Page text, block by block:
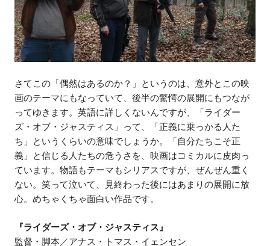
さてこの「偶然はあるのか？」というのは、意外とこの映
画のテーマにもなっていて、後半の驚愕の展開にもつなが
ってゆきます。英語に詳しくないんですが、「ライダー
ズ・オブ・ジャスティス」って、「正義に乗っかる人た
ち」というくらいの意味でしょうか。「自分たちこそ正
義」と信じる人たちの危うさを、映画はコミカルに皮肉っ
ています。物語もテーマもシリアスですが、ぜんぜん重く
ない。笑って泣いて、見終わった後にはあまりの展開に放
心。めちゃくちゃ面白い作品です。
『ライダーズ・オブ・ジャスティス』
監督・脚本／アナス・トマス・イェンセン